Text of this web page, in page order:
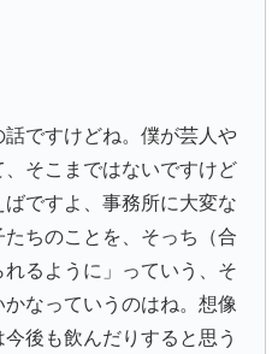
ですけどね。僕が芸人や
そこまではないですけど
ですよ、事務所に大変な
ちのことを、そっち（合
るように」っていう、そ
なっていうのはね。想像
後も飲んだりすると思う